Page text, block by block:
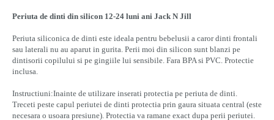
Periuta de dinti din silicon 12-24 luni ani Jack N Jill
Periuta siliconica de dinti este ideala pentru bebelusii a caror dinti frontali
sau laterali nu au aparut in gurita. Perii moi din silicon sunt blanzi pe
dintisorii copilului si pe gingiile lui sensibile. Fara BPA si PVC. Protectie
inclusa.
Instructiuni:Inainte de utilizare inserati protectia pe periuta de dinti.
Treceti peste capul periutei de dinti protectia prin gaura situata central (este
necesara o usoara presiune). Protectia va ramane exact dupa perii periutei.